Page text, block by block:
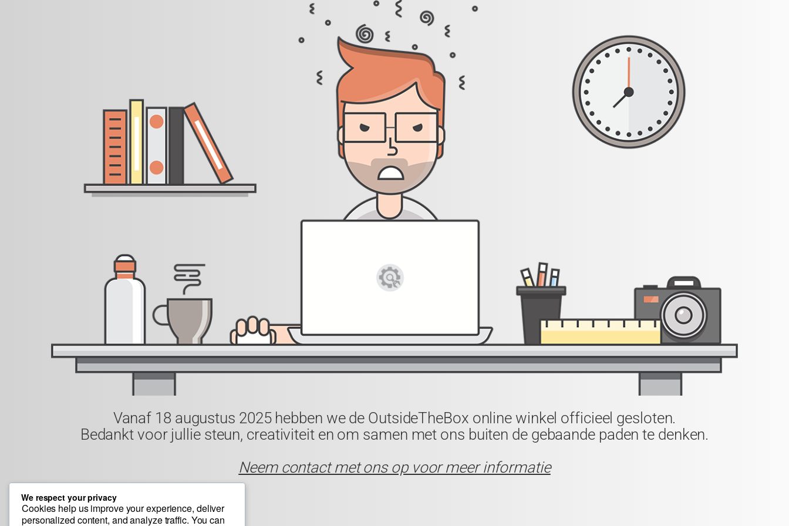
Vanaf 18 augustus 2025hebben we de OutsideTheBox online winkel officieel gesloten.
Bedankt voor jullie steun, creativiteit en om samen met ons buiten de gebaande paden te denken.
Neem contact met ons op voor meer informatie
Bedankt voor je geduld.
We respect your privacy
Cookies help us improve your experience, deliver
personalized content, and analyze traffic. You can